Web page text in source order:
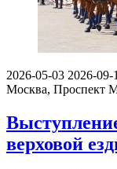
2026-05-03 2026-09-
Москва, Проспект
верховой